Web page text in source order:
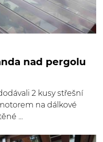
nad pergolu
2 kusy střešní
na dálkové
...